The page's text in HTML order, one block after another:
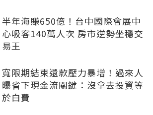
半年海賺650億！台中國際會展中
心吸客140萬人次 房市逆勢坐穩交
易王
寬限期結束還款壓力暴增！過來人
曝省下現金流關鍵：沒拿去投資等
於白費